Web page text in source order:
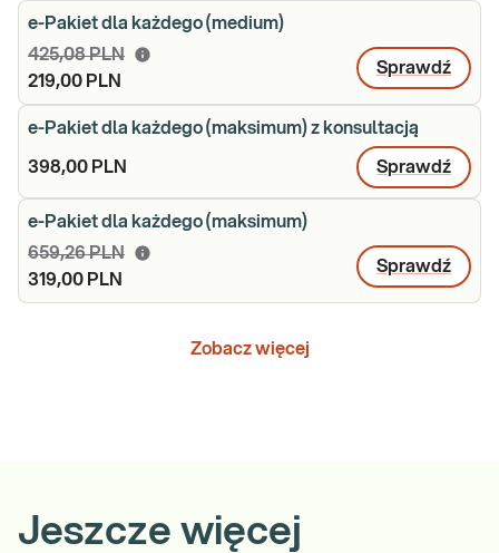
e-Pakiet dla każdego (medium)
425,08 PLN
219,00 PLN
Sprawdź
e-Pakiet dla każdego (maksimum) z konsultacją
398,00 PLN Sprawdź
e-Pakiet dla każdego (maksimum)
659,26 PLN
319,00 PLN
Sprawdź
Zobacz więcej
Jeszcze więcej